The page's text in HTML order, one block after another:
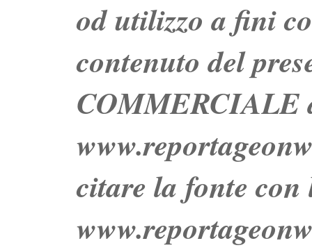
od utilizzo a fini
contenuto del
COMMERCIALE
citare la fonte